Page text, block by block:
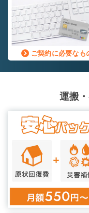
ご契約に必要なも
運搬